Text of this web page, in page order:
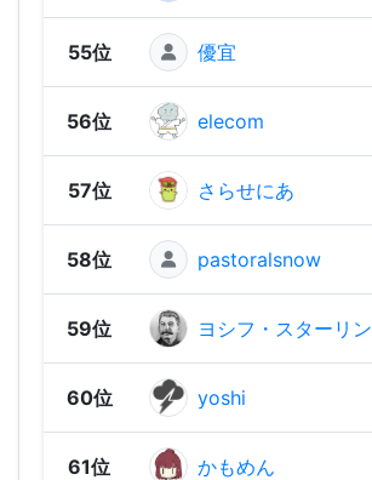
55位 優宜
56位 elecom
57位 さらせにあ
58位 pastoralsnow
59位 ヨシフ・スターリン
60位 yoshi
61位 かもめん